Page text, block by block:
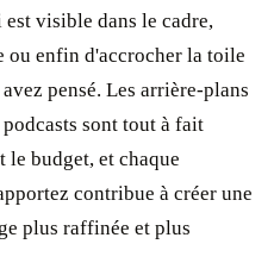
visible dans le cadre,
ou enfin d'accrocher la toile
pensé. Les arrière-plans
sont tout à fait
le budget, et chaque
contribue à créer une
plus raffinée et plus